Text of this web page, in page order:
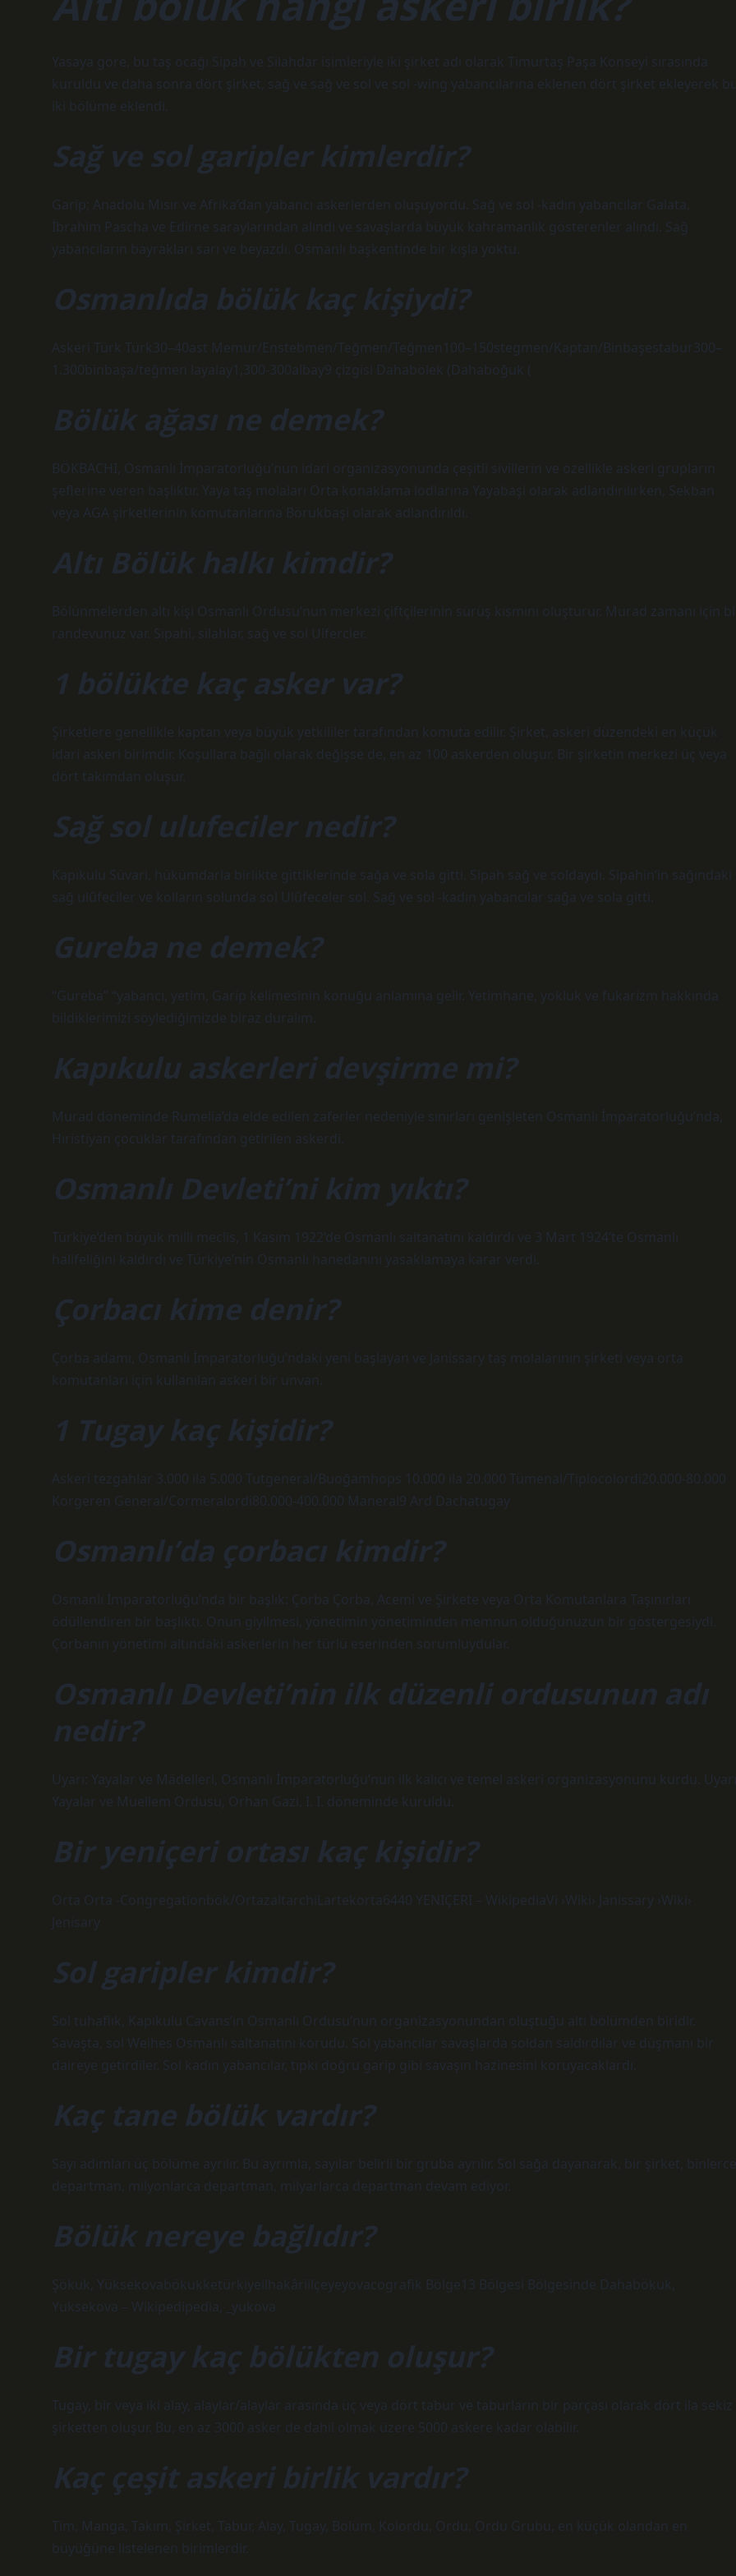
Yasaya göre, bu taş ocağı Sipah ve Silahdar isimleriyle iki şirket adı olarak Timurtaş Paşa Konseyi sırasında
kuruldu ve daha sonra dört şirket, sağ ve sağ ve sol ve sol -wing yabancılarına eklenen dört şirket ekleyerek
iki bölüme eklendi.
Sağ ve sol garipler kimlerdir?
Garip; Anadolu Mısır ve Afrika’dan yabancı askerlerden oluşuyordu. Sağ ve sol -kadın yabancılar Galata,
İbrahim Pascha ve Edirne saraylarından alındı ​​ve savaşlarda büyük kahramanlık gösterenler alındı. Sağ
yabancıların bayrakları sarı ve beyazdı. Osmanlı başkentinde bir kışla yoktu.
Osmanlıda bölük kaç kişiydi?
Askeri Türk Türk30–40ast Memur/Enstebmen/Teğmen/Teğmen100–150stegmen/Kaptan/Binbaşestabur300–
1.300binbaşa/teğmen layalay1,300-300albay9 çizgisi Dahabölek (Dahaböğuk (
Bölük ağası ne demek?
BÖKBACHI, Osmanlı İmparatorluğu’nun idari organizasyonunda çeşitli sivillerin ve özellikle askeri grupların
şeflerine veren başlıktır. Yaya taş molaları Orta konaklama lodlarına Yayabaşi olarak adlandırılırken, Sekban
veya AGA şirketlerinin komutanlarına Börukbaşi olarak adlandırıldı.
Altı Bölük halkı kimdir?
Bölünmelerden altı kişi Osmanlı Ordusu’nun merkezi çiftçilerinin sürüş kısmını oluşturur. Murad zamanı için
randevunuz var. Sipahi, silahlar, sağ ve sol Ulfercler.
1 bölükte kaç asker var?
Şirketlere genellikle kaptan veya büyük yetkililer tarafından komuta edilir. Şirket, askeri düzendeki en küçük
idari askeri birimdir. Koşullara bağlı olarak değişse de, en az 100 askerden oluşur. Bir şirketin merkezi üç veya
dört takımdan oluşur.
Sağ sol ulufeciler nedir?
Kapıkulu Süvari, hükümdarla birlikte gittiklerinde sağa ve sola gitti. Sipah sağ ve soldaydı. Sipahin’in sağındaki
sağ ulûfeciler ve kolların solunda sol Ulûfeceler sol. Sağ ve sol -kadın yabancılar sağa ve sola gitti.
Gureba ne demek?
“Gureba” “yabancı, yetim, Garip kelimesinin konuğu anlamına gelir. Yetimhane, yokluk ve fukarizm hakkında
bildiklerimizi söylediğimizde biraz duralım.
Kapıkulu askerleri devşirme mi?
Murad döneminde Rumelia’da elde edilen zaferler nedeniyle sınırları genişleten Osmanlı İmparatorluğu’nda,
Hıristiyan çocuklar tarafından getirilen askerdi.
Osmanlı Devleti’ni kim yıktı?
Türkiye’den büyük milli meclis, 1 Kasım 1922’de Osmanlı saltanatını kaldırdı ve 3 Mart 1924’te Osmanlı
halifeliğini kaldırdı ve Türkiye’nin Osmanlı hanedanını yasaklamaya karar verdi.
Çorbacı kime denir?
Çorba adamı, Osmanlı İmparatorluğu’ndaki yeni başlayan ve Janissary taş molalarının şirketi veya orta
komutanları için kullanılan askeri bir unvan.
1 Tugay kaç kişidir?
Askeri tezgahlar 3.000 ila 5.000 Tutgeneral/Buoğamhops 10.000 ila 20.000 Tümenal/Tiplocolordi20.000-80.000
Korgeren General/Cormeralordi80.000-400.000 Maneral9 Ard Dachatugay
Osmanlı’da çorbacı kimdir?
Osmanlı İmparatorluğu’nda bir başlık: Çorba Çorba, Acemi ve Şirkete veya Orta Komutanlara Taşınırları
ödüllendiren bir başlıktı. Onun giyilmesi, yönetimin yönetiminden memnun olduğunuzun bir göstergesiydi.
Çorbanın yönetimi altındaki askerlerin her türlü eserinden sorumluydular.
Osmanlı Devleti’nin ilk düzenli ordusunun adı
nedir?
Uyarı: Yayalar ve Mädelleri, Osmanlı İmparatorluğu’nun ilk kalıcı ve temel askeri organizasyonunu kurdu.
Yayalar ve Muellem Ordusu, Orhan Gazi, I. I. döneminde kuruldu.
Bir yeniçeri ortası kaç kişidir?
Orta Orta -Congregationbök/OrtazaltarchiLartekorta6440 YENIÇERI – WikipediaVi ›Wiki› Janissary ›Wiki›
Jenisary
Sol garipler kimdir?
Sol tuhaflık, Kapıkulu Cavans’ın Osmanlı Ordusu’nun organizasyonundan oluştuğu altı bölümden biridir.
Savaşta, sol Weihes Osmanlı saltanatını korudu. Sol yabancılar savaşlarda soldan saldırdılar ve düşmanı bir
daireye getirdiler. Sol kadın yabancılar, tıpkı doğru garip gibi savaşın hazinesini koruyacaklardı.
Kaç tane bölük vardır?
Sayı adımları üç bölüme ayrılır. Bu ayrımla, sayılar belirli bir gruba ayrılır. Sol sağa dayanarak, bir şirket, binlerce
departman, milyonlarca departman, milyarlarca departman devam ediyor.
Bölük nereye bağlıdır?
Şökuk, Yüksekovabökukketürkiyeilhakâriilçeyeyovacografik Bölge13 Bölgesi Bölgesinde Dahabökuk,
Yuksekova – Wikipedipedia, _yukova
Bir tugay kaç bölükten oluşur?
Tugay, bir veya iki alay, alaylar/alaylar arasında üç veya dört tabur ve taburların bir parçası olarak dört ila sekiz
şirketten oluşur. Bu, en az 3000 asker de dahil olmak üzere 5000 askere kadar olabilir.
Kaç çeşit askeri birlik vardır?
Tim, Manga, Takım, Şirket, Tabur, Alay, Tugay, Bölüm, Kolordu, Ordu, Ordu Grubu, en küçük olandan en
büyüğüne listelenen birimlerdir.